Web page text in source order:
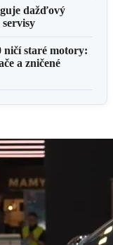
dažďový
ničí staré motory:
a zničené